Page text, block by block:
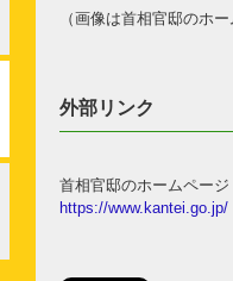
（画像は首相官邸のホー
外部リンク
首相官邸のホームページ
https://www.kantei.go.jp/